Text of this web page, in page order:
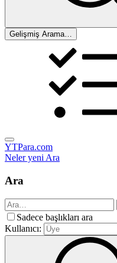
Gelişmiş Arama…
YTPara.com
Neler yeniAra
Ara
Sadece başlıkları ara
Kullanıcı: